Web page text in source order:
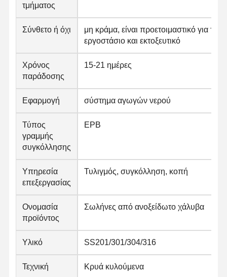
τμήματος
Σύνθετο ή όχι
μη κράμα, είναι προετοιμαστικό για το
εργοστάσιο και εκτοξευτικό
Χρόνος
παράδοσης
15-21 ημέρες
Εφαρμογή σύστημα αγωγών νερού
Τύπος
γραμμής
συγκόλλησης
ΕΡΒ
Υπηρεσία
επεξεργασίας
Τυλιγμός, συγκόλληση, κοπή
Ονομασία
προϊόντος
Σωλήνες από ανοξείδωτο χάλυβα
Υλικό SS201/301/304/316
Τεχνική Κρυά κυλούμενα